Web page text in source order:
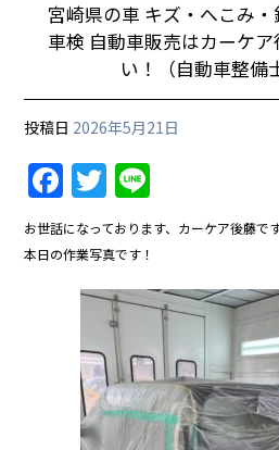
宮崎県の車 キズ・へこみ
車検 自動車販売はカーケ
い！（自動車整備
投稿日 2026年5月21日
F
a
c
e
o
o
k
T
w
itt
er
n
e
お世話になっております、カーケア後藤で
本日の作業写真です！